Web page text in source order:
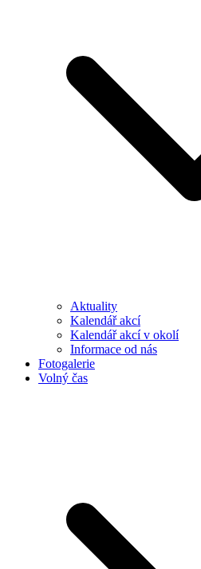
Aktuality
Kalendář akcí
Kalendář akcí v okolí
Informace od nás
Fotogalerie
Volný čas